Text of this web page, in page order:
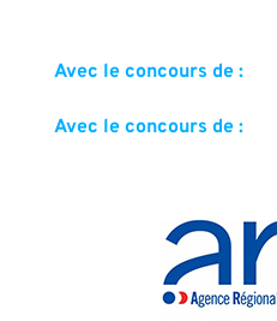
Avec le concours de :
Avec le concours de :